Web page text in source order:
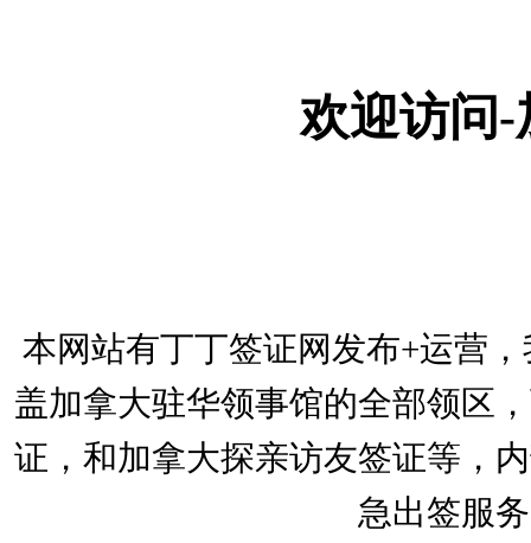
欢迎访问-
本网站有丁丁签证网发布+运营
盖加拿大驻华领事馆的全部领区
证，和加拿大探亲访友签证等，
急出签服